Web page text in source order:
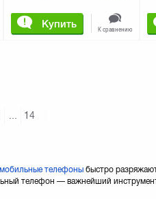
Купить
К сравнению
... 14
мобильные телефоны быстро
телефон — важнейший